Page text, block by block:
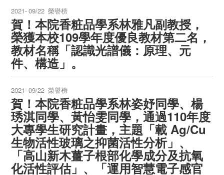
2021-09/22 榮譽榜
賀！本院香粧品學系林雅凡副教授，
榮獲本校109學年度優良教材第二名，
教材名稱「認識光譜儀：原理、元
件、構造」。
2021-09/22 榮譽榜
賀！本院香粧品學系林姿妤同學、楊
琇淇同學、黃怡雯同學，通過110年度
大專學生研究計畫，主題「載 Ag/Cu
生物活性玻璃之抑菌活性分析」、
「高山新木薑子根部化學成分及抗氧
化活性評估」、「運用智慧電子感官